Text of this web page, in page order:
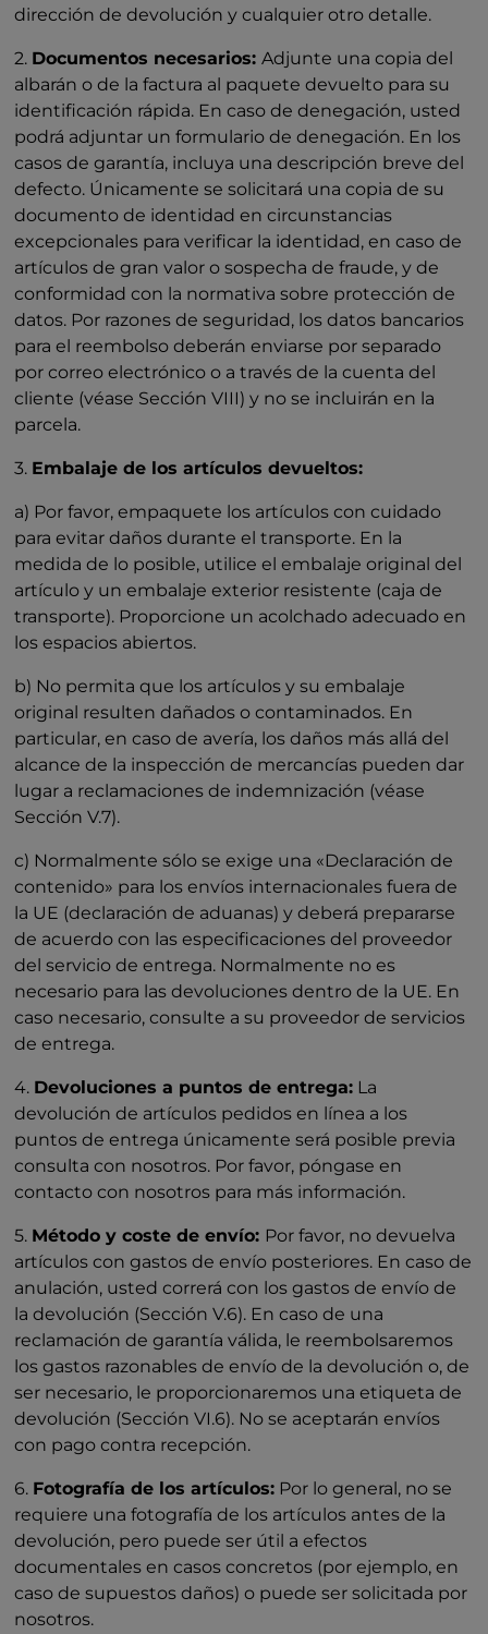
dirección de devolución y cualquier otro detalle.
2. Documentos necesarios:Adjunte una copia del
albarán o de la factura al paquete devuelto para su
identificación rápida. En caso de denegación, usted
podrá adjuntar un formulario de denegación. En los
casos de garantía, incluya una descripción breve del
defecto. Únicamente se solicitará una copia de su
documento de identidad en circunstancias
excepcionales para verificar la identidad, en caso de
artículos de gran valor o sospecha de fraude, y de
conformidad con la normativa sobre protección de
datos. Por razones de seguridad, los datos bancarios
para el reembolso deberán enviarse por separado
por correo electrónico o a través de la cuenta del
cliente (véase Sección VIII) y no se incluirán en la
parcela.
3. Embalaje de los artículos devueltos:
a) Por favor, empaquete los artículos con cuidado
para evitar daños durante el transporte. En la
medida de lo posible, utilice el embalaje original del
artículo y un embalaje exterior resistente (caja de
transporte). Proporcione un acolchado adecuado en
los espacios abiertos.
b) No permita que los artículos y su embalaje
original resulten dañados o contaminados. En
particular, en caso de avería, los daños más allá del
alcance de la inspección de mercancías pueden dar
lugar a reclamaciones de indemnización (véase
Sección V.7).
c) Normalmente sólo se exige una «Declaración de
contenido» para los envíos internacionales fuera de
la UE (declaración de aduanas) y deberá prepararse
de acuerdo con las especificaciones del proveedor
del servicio de entrega. Normalmente no es
necesario para las devoluciones dentro de la UE. En
caso necesario, consulte a su proveedor de servicios
de entrega.
4. Devoluciones a puntos de entrega: La
devolución de artículos pedidos en línea a los
puntos de entrega únicamente será posible previa
consulta con nosotros. Por favor, póngase en
contacto con nosotros para más información.
5. Método y coste de envío: Por favor, no devuelva
artículos con gastos de envío posteriores. En caso de
anulación, usted correrá con los gastos de envío de
la devolución (Sección V.6). En caso de una
reclamación de garantía válida, le reembolsaremos
los gastos razonables de envío de la devolución o, de
ser necesario, le proporcionaremos una etiqueta de
devolución (Sección VI.6). No se aceptarán envíos
con pago contra recepción.
6. Fotografía de los artículos: Por lo general, no se
requiere una fotografía de los artículos antes de la
devolución, pero puede ser útil a efectos
documentales en casos concretos (por ejemplo, en
caso de supuestos daños) o puede ser solicitada por
nosotros.